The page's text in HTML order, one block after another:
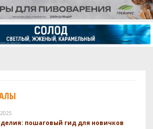
пошаговый гид для новичков